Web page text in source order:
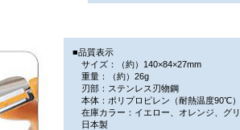
■品質表示
サイズ：（約）140×84×27mm
重量：（約）26g
刃部：ステンレス刃物鋼
本体：ポリプロピレン（耐熱温度90℃
在庫カラー：イエロー、オレンジ、グ
日本製